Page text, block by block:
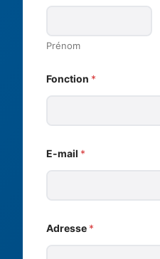
Prénom
b
*
Fonction *
E-mail *
Adresse *